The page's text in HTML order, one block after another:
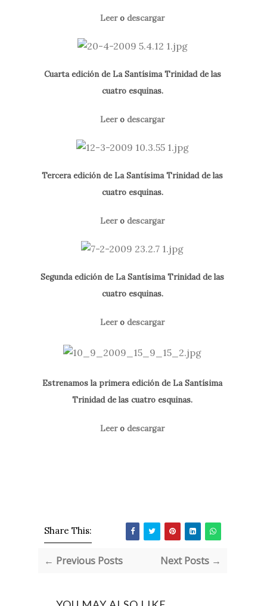
Leerodescargar
Cuarta edición de La Santísima Trinidad de las
cuatro esquinas.
Leerodescargar
Tercera edición de La Santísima Trinidad de las
cuatro esquinas.
Leerodescargar
Segunda edición de La Santísima Trinidad de las
cuatro esquinas.
Leerodescargar
Estrenamos la primera edición de La Santísima
Trinidad de las cuatro esquinas.
Leerodescargar
Share This:
← Previous Posts Next Posts →